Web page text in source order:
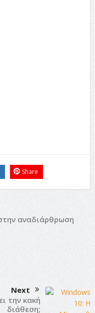
Share
αναδιάρθρωση
Next
την κακή
διάθεση;